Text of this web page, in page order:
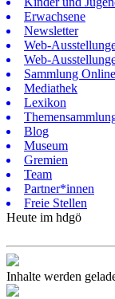
Erwachsene
Newsletter
Web-
Web-
Sammlung Online
Mediathek
Lexikon
Blog
Museum
Gremien
Team
Partner*innen
Freie Stellen
Heute im hdgö
Inhalte werden